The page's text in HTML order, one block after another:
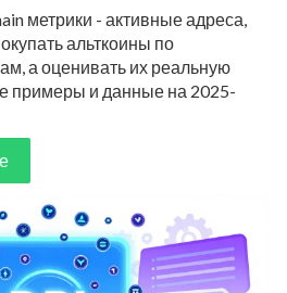
реальную
метрики - активные адреса,
альткоины по
а оценивать их реальную
примеры и данные на 2025-